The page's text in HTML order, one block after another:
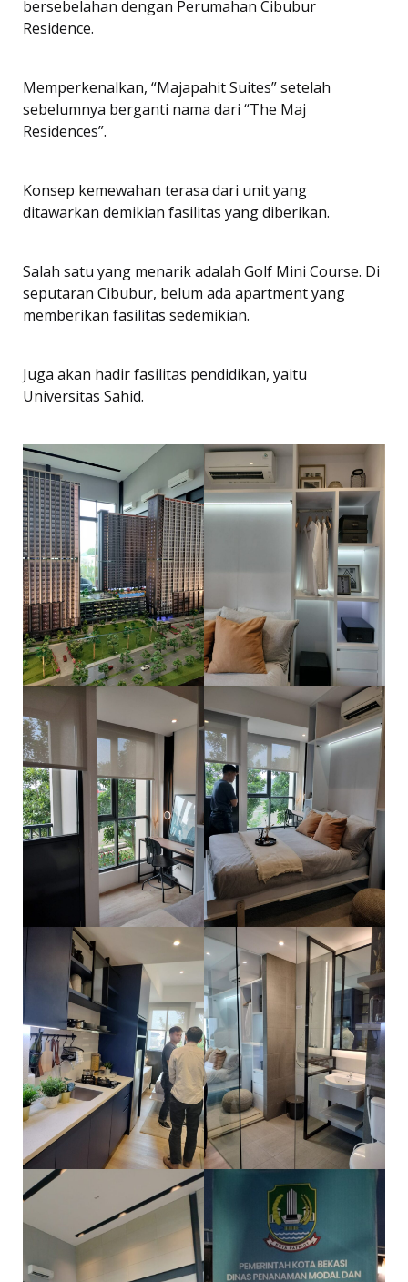
bersebelahan dengan Perumahan Cibubur
Residence.
Memperkenalkan, “Majapahit Suites” setelah
sebelumnya berganti nama dari “The Maj
Residences”.
Konsep kemewahan terasa dari unit yang
ditawarkan demikian fasilitas yang diberikan.
Salah satu yang menarik adalah Golf Mini Course. Di
seputaran Cibubur, belum ada apartment yang
memberikan fasilitas sedemikian.
Juga akan hadir fasilitas pendidikan, yaitu
Universitas Sahid.